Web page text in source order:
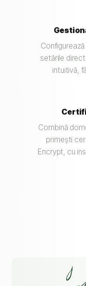
setările
intuitivă,
Combină
primești
Encrypt, cu